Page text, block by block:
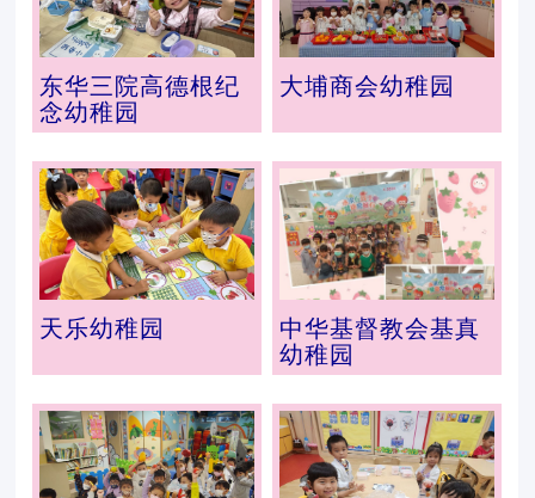
东华三院高德根纪
念幼稚园
大埔商会幼稚园
天乐幼稚园
中华基督教会基真
幼稚园